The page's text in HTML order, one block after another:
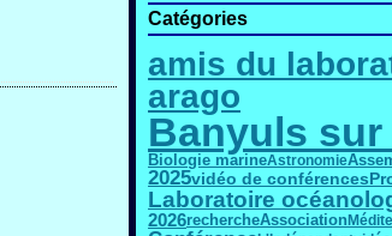
Catégories
amis du
arago
Banyuls sur
Biologie marineAstronomie
2025vidéo de conférences
Laboratoire
2026rechercheAssociation